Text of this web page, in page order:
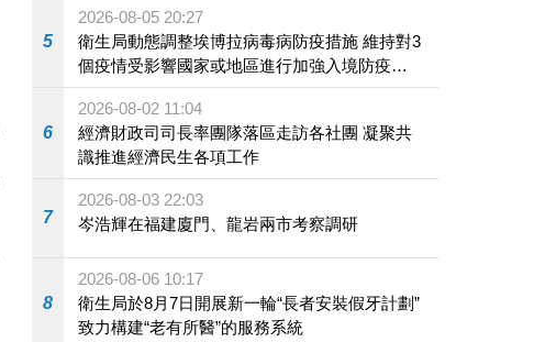
5
2026-08-05 20:27
衛生局動態調整埃博拉病毒病防疫措施 維持對3
個疫情受影響國家或地區進行加強入境防疫措
施
6
2026-08-02 11:04
經濟財政司司長率團隊落區走訪各社團 凝聚共
識推進經濟民生各項工作
7
2026-08-03 22:03
岑浩輝在福建廈門、龍岩兩市考察調研
8
2026-08-06 10:17
衛生局於8月7日開展新一輪“長者安裝假牙計劃”
致力構建“老有所醫”的服務系統